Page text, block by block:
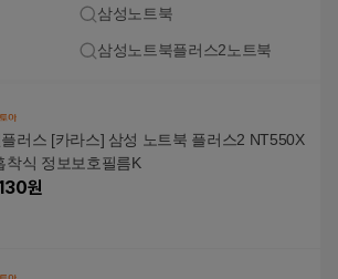
삼성노트북
삼성노트북플러스2노트북
러스 [카라스] 삼성 노트북 플러스2 NT550X
착식 정보보호필름K
원